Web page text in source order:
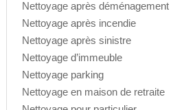
Nettoyage après déménagement
Nettoyage après incendie
Nettoyage après sinistre
Nettoyage d’immeuble
Nettoyage parking
Nettoyage en maison de retraite